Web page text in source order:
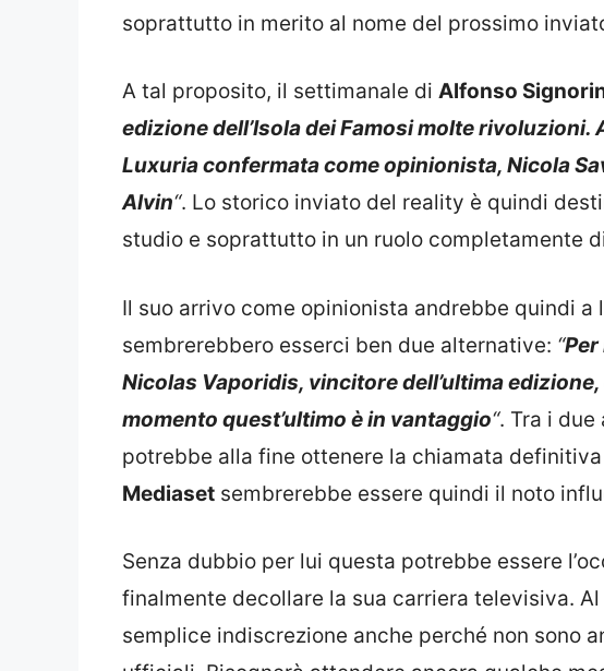
soprattutto in merito al nome del prossimo
A tal proposito, il settimanale di Alfonso
edizione dell’Isola dei Famosi molte rivoluzioni.
Luxuria confermata come opinionista, Nicola
Alvin“. Lo storico inviato del reality è quindi
studio e soprattutto in un ruolo completamente
Il suo arrivo come opinionista andrebbe quindi a
sembrerebbero esserci ben due alternative: “
Nicolas Vaporidis, vincitore dell’ultima
momento quest’ultimo è in vantaggio“. Tra i
potrebbe alla fine ottenere la chiamata
Mediaset sembrerebbe essere quindi il noto
Senza dubbio per lui questa potrebbe essere
finalmente decollare la sua carriera televisiva.
semplice indiscrezione anche perché non sono